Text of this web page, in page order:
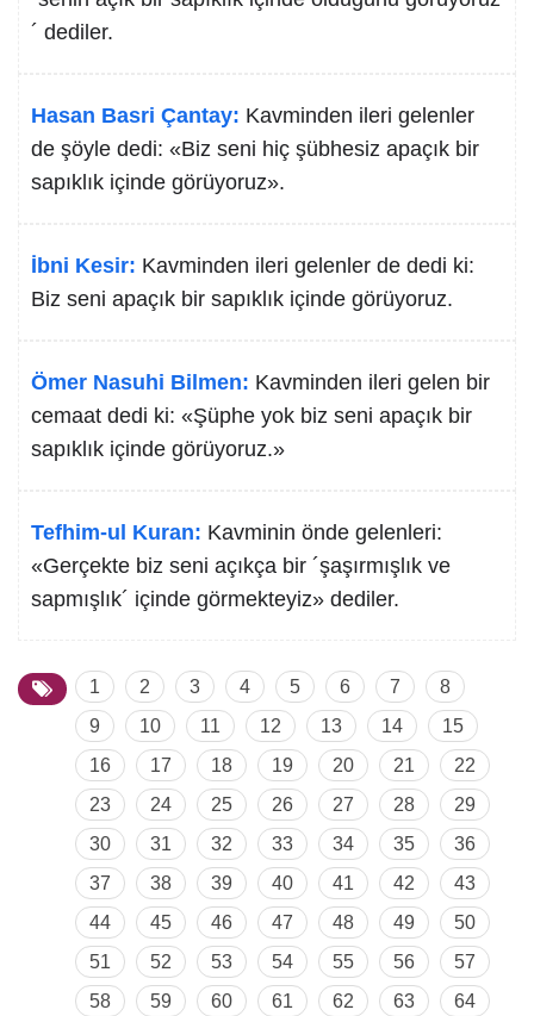
´ dediler.
Hasan Basri Çantay: Kavminden ileri gelenler
de şöyle dedi: «Biz seni hiç şübhesiz apaçık bir
sapıklık içinde görüyoruz».
İbni Kesir: Kavminden ileri gelenler de dedi ki:
Biz seni apaçık bir sapıklık içinde görüyoruz.
Ömer Nasuhi Bilmen: Kavminden ileri gelen bir
cemaat dedi ki: «Şüphe yok biz seni apaçık bir
sapıklık içinde görüyoruz.»
Tefhim-ul Kuran: Kavminin önde gelenleri:
«Gerçekte biz seni açıkça bir ´şaşırmışlık ve
sapmışlık´ içinde görmekteyiz» dediler.
1 2 3 4 5 6 7
8
9
10 11 12 13 14
15
16
17 18 19 20 21
22
23
24 25 26 27 28
29
30
31 32 33 34 35
36
37
38 39 40 41 42
43
44
45 46 47 48 49
50
51
52 53 54 55 56
57
58
59 60 61 62 63
64